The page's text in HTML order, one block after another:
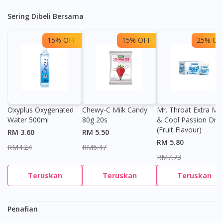
You seem to be shopping from Singapore
You are currently on DoctorOnCall.com.my, our Malaysian
site.
To serve you better, would you like to head over to
Sering Dibeli Bersama
15% OFF
Oxyplus Oxygenated
Water 500ml
RM 3.60
RM4.24
Teruskan
15% OFF
Chewy-C Milk Candy
80g 20s
RM 5.50
RM6.47
Teruskan
25%
Mr. Throat Extra
& Cool Passion
(Fruit Flavour)
RM 5.80
RM7.73
Teruskan
Penafian